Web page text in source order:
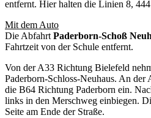
entfernt. Hier halten die Linien 8,
Mit dem Auto
Die Abfahrt Paderborn-Schoß
Fahrtzeit von der Schule entfernt.
Von der A33 Richtung Bielefeld
Paderborn-Schloss-Neuhaus. An der
die B64 Richtung Paderborn ein.
links in den Merschweg einbiegen.
Seite am Ende der Straße.